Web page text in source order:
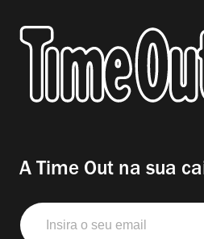
A Time Out na sua
Insira
o